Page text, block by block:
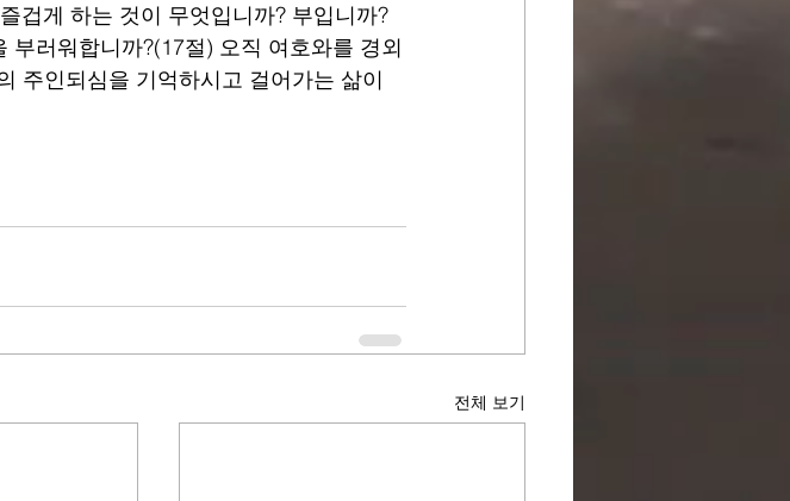
겁게 하는 것이 무엇입니까? 부입니까?
러워합니까?(17절) 오직 여호와를 경외
주인되심을 기억하시고 걸어가는 삶이
전체 보기